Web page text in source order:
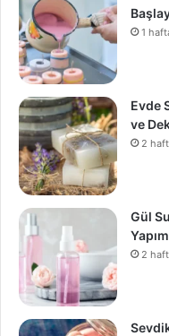
1
Evde
ve
2
Gül
2